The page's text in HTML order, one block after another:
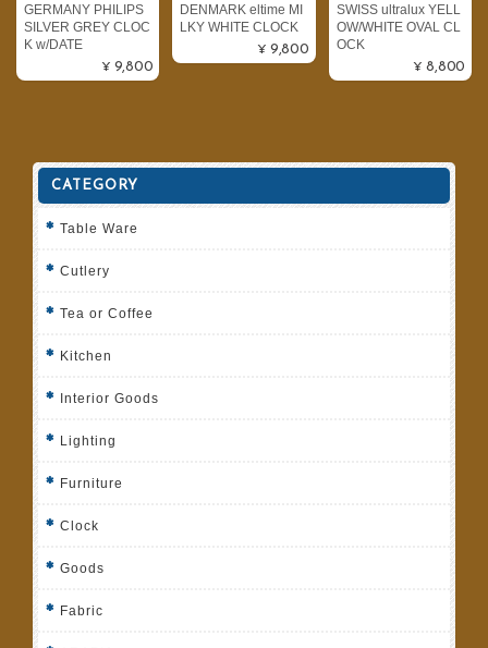
GERMANY PHILIPS
SILVER GREY CLOC
K w/DATE
¥9,800
DENMARK eltime MI
LKY WHITE CLOCK
¥9,800
SWISS ultralux YELL
OW/WHITE OVAL CL
OCK
¥8,800
CATEGORY
Table Ware
Cutlery
Tea or Coffee
Kitchen
Interior Goods
Lighting
Furniture
Clock
Goods
Fabric